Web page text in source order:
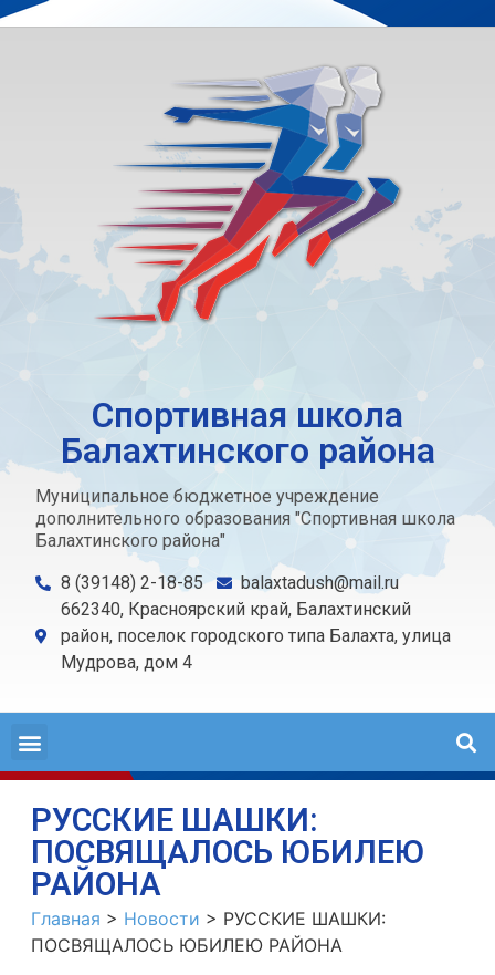
Спортивная школа
Балахтинского района
Муниципальное бюджетное учреждение
дополнительного образования "Спортивная школа
Балахтинского района"
8 (39148) 2-18-85
balaxtadush@mail.ru
662340, Красноярский край, Балахтинский
район, поселок городского типа Балахта, улица
Мудрова, дом 4
РУССКИЕ ШАШКИ:
ПОСВЯЩАЛОСЬ ЮБИЛЕЮ
РАЙОНА
Главная > Новости > РУССКИЕ ШАШКИ:
ПОСВЯЩАЛОСЬ ЮБИЛЕЮ РАЙОНА